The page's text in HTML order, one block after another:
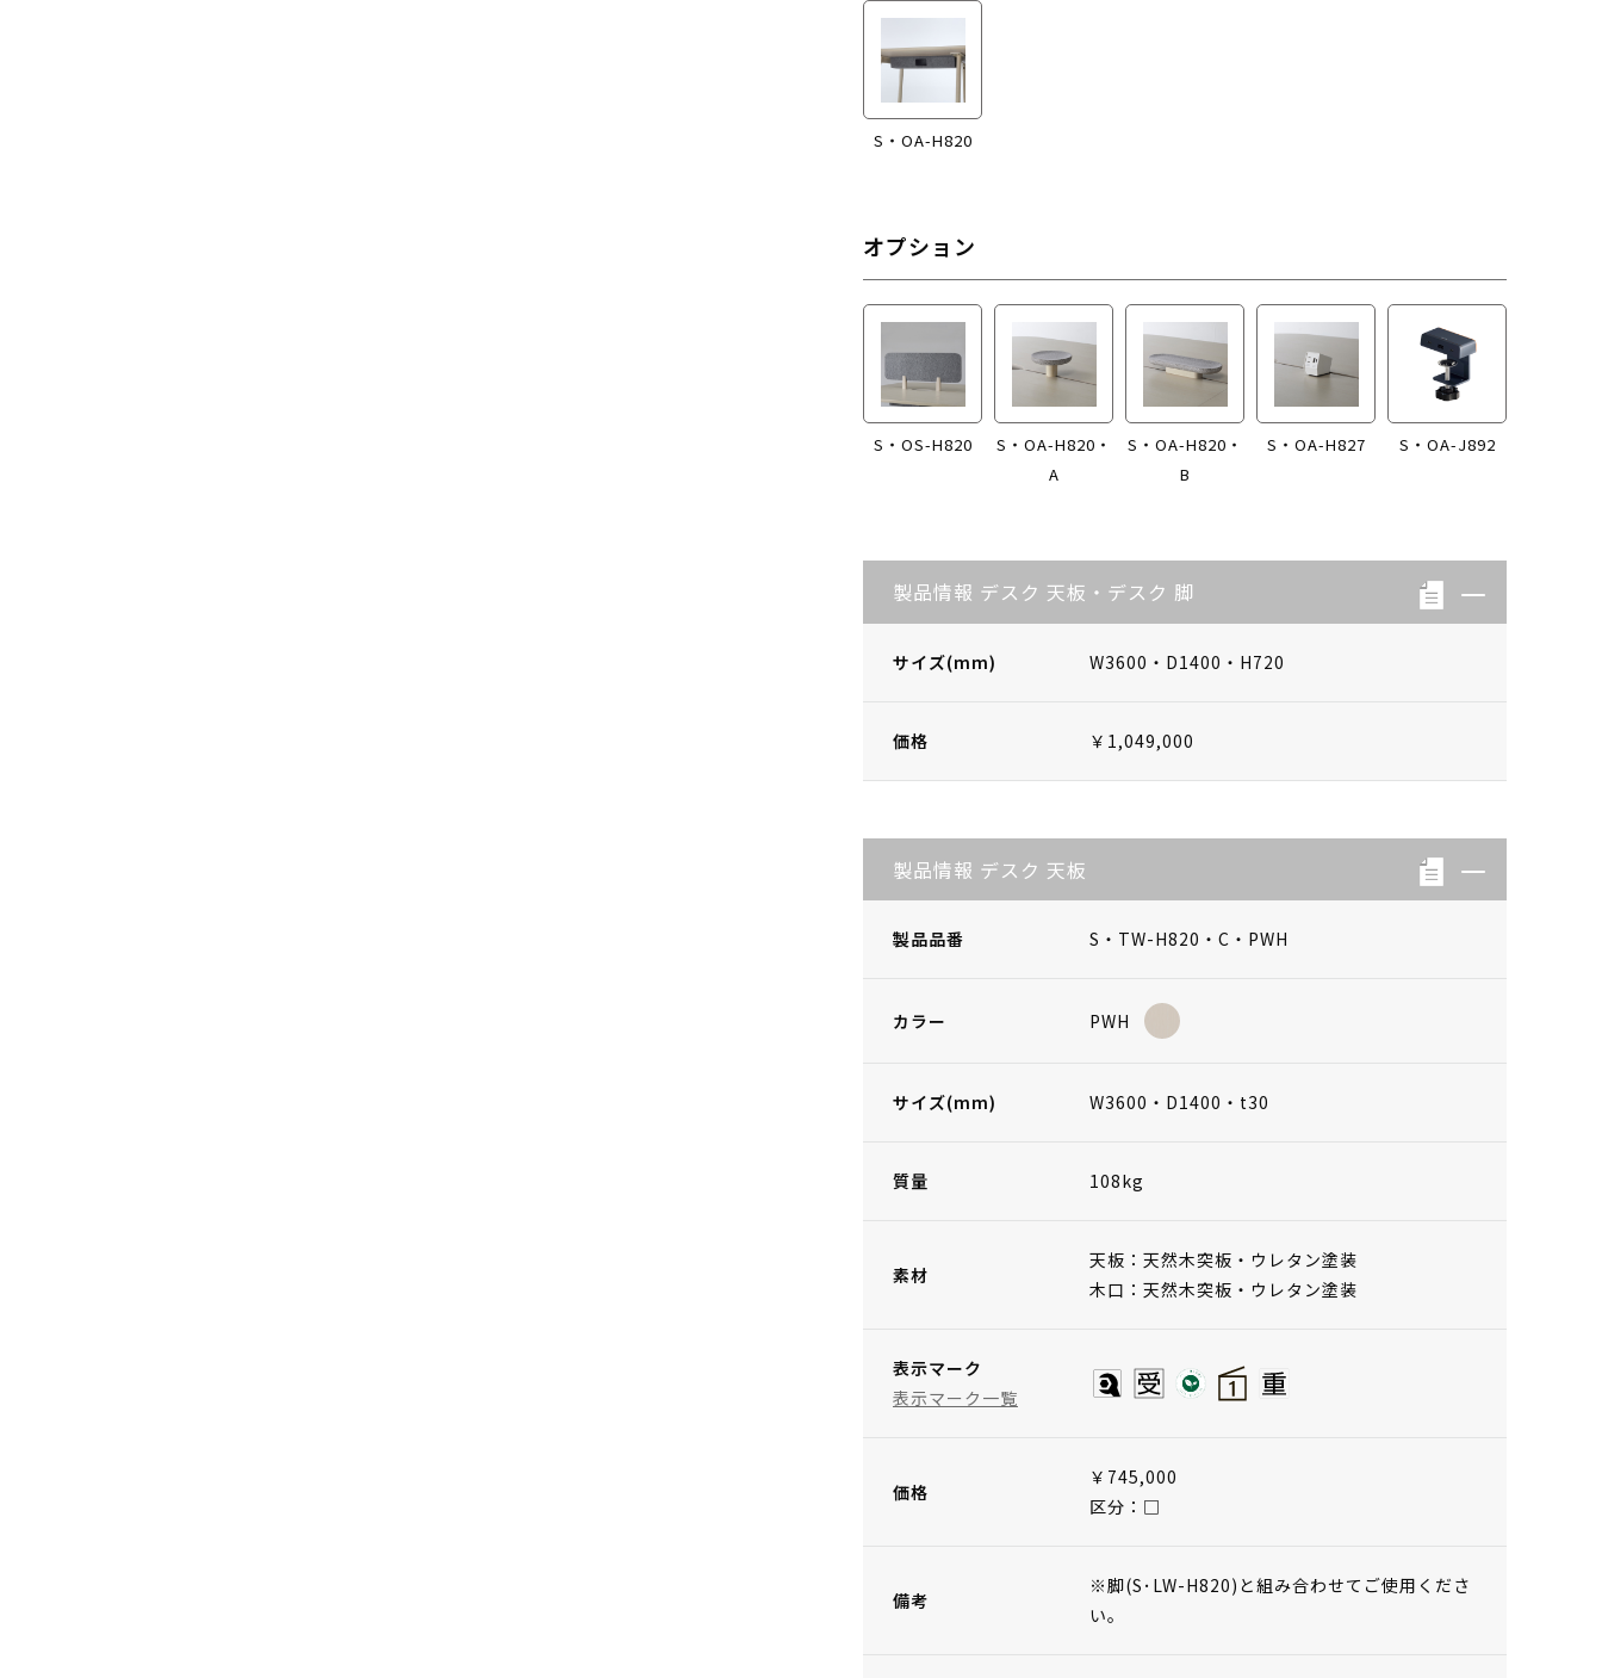
S・OA-H820
オプション
S・OS-H820
S・OA-H820・
A
S・OA-H820・
B
S・OA-H827 S・OA-J892
製品情報 デスク 天板・デスク 脚
サイズ(mm) W3600・D1400・H720
価格 ￥1,049,000
製品情報 デスク 天板
製品品番 S・TW-H820・C・PWH
カラー PWH
サイズ(mm) W3600・D1400・t30
質量 108kg
素材
天板：天然木突板・ウレタン塗装
木口：天然木突板・ウレタン塗装
表示マーク
表示マーク一覧
価格
￥745,000
区分：□
備考
※脚(S･LW-H820)と組み合わせてご使用くださ
い。